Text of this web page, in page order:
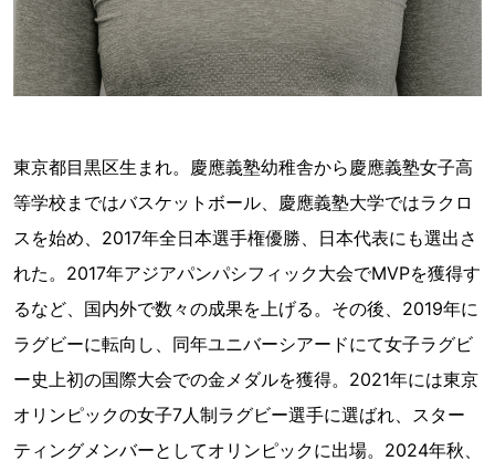
東京都目黒区生まれ。慶應義塾幼稚舎から慶應義塾女子高
等学校まではバスケットボール、慶應義塾大学ではラクロ
スを始め、2017年全日本選手権優勝、日本代表にも選出さ
れた。2017年アジアパンパシフィック大会でMVPを獲得す
るなど、国内外で数々の成果を上げる。その後、2019年に
ラグビーに転向し、同年ユニバーシアードにて女子ラグビ
ー史上初の国際大会での金メダルを獲得。2021年には東京
オリンピックの女子7人制ラグビー選手に選ばれ、スター
ティングメンバーとしてオリンピックに出場。2024年秋、